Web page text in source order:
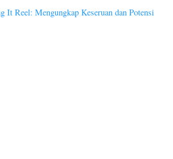
It Reel: Mengungkap Keseruan dan Potensi